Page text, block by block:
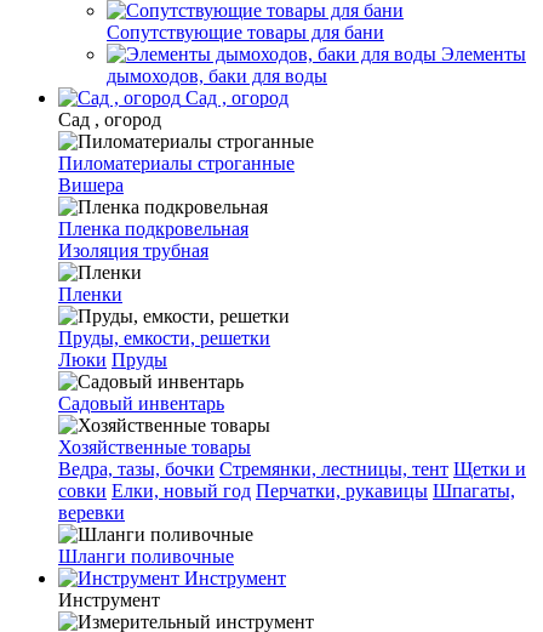
Сопутствующие товары для бани
Элементы
дымоходов, баки для воды
Сад , огород
Сад , огород
Пиломатериалы строганные
Вишера
Пленка подкровельная
Изоляция трубная
Пленки
Пруды, емкости, решетки
Люки Пруды
Садовый инвентарь
Хозяйственные товары
Ведра, тазы, бочки Стремянки, лестницы, тент Щетки и
совки Елки, новый год Перчатки, рукавицы Шпагаты,
веревки
Шланги поливочные
Инструмент
Инструмент